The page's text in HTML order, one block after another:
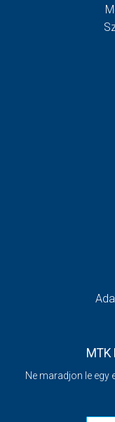
MTK
Ne maradjon le egy